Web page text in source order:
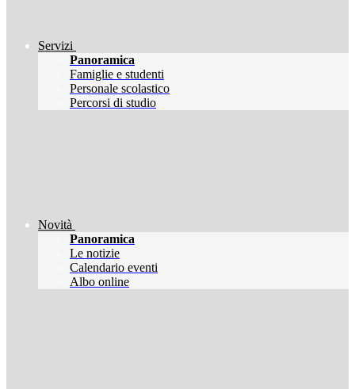
Servizi
Panoramica
Famiglie e studenti
Personale scolastico
Percorsi di studio
Novità
Panoramica
Le notizie
Calendario eventi
Albo online